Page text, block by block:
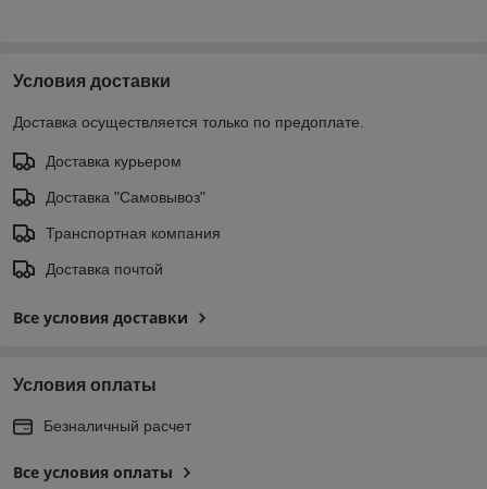
Условия доставки
Доставка осуществляется только по предоплате.
Доставка курьером
Доставка "Самовывоз"
Транспортная компания
Доставка почтой
Все условия доставки
Условия оплаты
Безналичный расчет
Все условия оплаты